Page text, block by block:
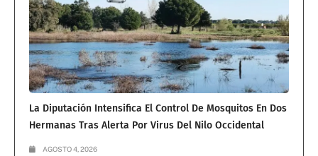
La Diputación Intensifica El Control De Mosquitos En Dos
Hermanas Tras Alerta Por Virus Del Nilo Occidental
AGOSTO 4, 2026